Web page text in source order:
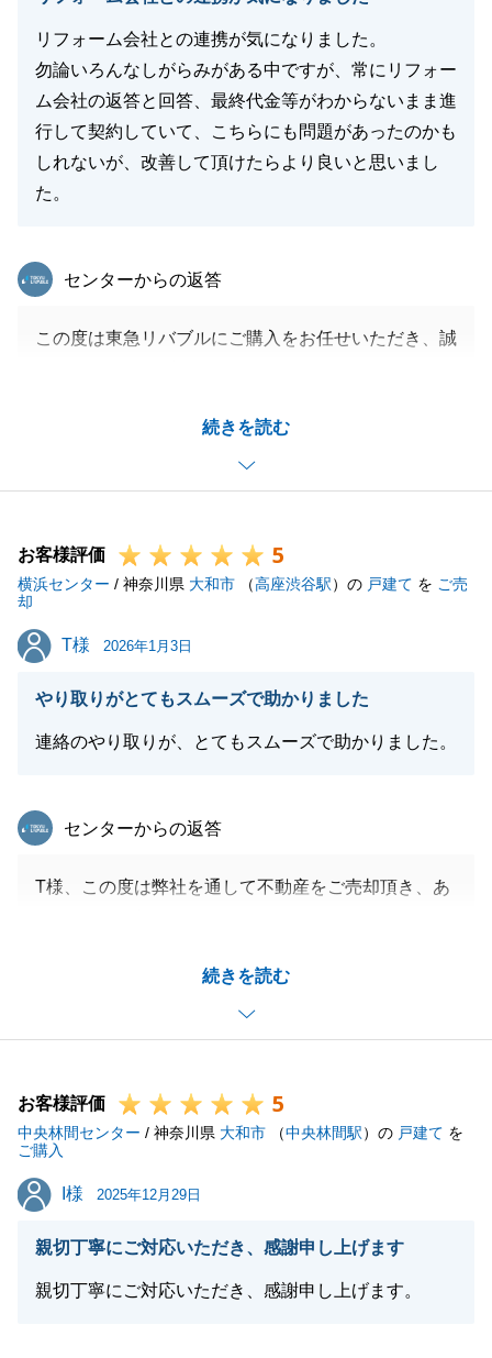
リフォーム会社との連携が気になりました。
勿論いろんなしがらみがある中ですが、常にリフォー
ム会社の返答と回答、最終代金等がわからないまま進
行して契約していて、こちらにも問題があったのかも
しれないが、改善して頂けたらより良いと思いまし
た。
続きを読む
東急リバブル
センターからの返答
この度は東急リバブルにご購入をお任せいただき、誠
申し訳ございません。
リフォーム会社との連携について、今後改善するよう
努めて参ります。
お客様評価 5
横浜センター / 神奈川県 大和市 （高座渋谷駅）の 戸建て を ご売
却
T様
T様 2026年1月3日
やり取りがとてもスムーズで助かりました
連絡のやり取りが、とてもスムーズで助かりました。
続きを読む
東急リバブル
センターからの返答
T様、この度は弊社を通して不動産をご売却頂き、あ
短い期間でのご売却をご希望ということで、ご契約・
決済・お引渡しそれぞれ短いスケジュールのご案内で
で、スムーズに全ての工程を完了させることが出来ま
した。
今後も何かお困りごと等ございましたら、お気軽にご
連絡くださいませ。
お客様評価 5
中央林間センター / 神奈川県 大和市 （中央林間駅）の 戸建て を
ご購入
I様
I様 2025年12月29日
親切丁寧にご対応いただき、感謝申し上げます
親切丁寧にご対応いただき、感謝申し上げます。